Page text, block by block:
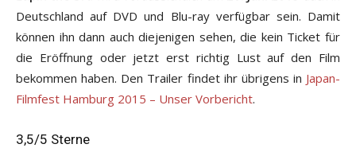
Deutschland auf DVD und Blu-ray verfügbar sein. Damit
können ihn dann auch diejenigen sehen, die kein Ticket für
die Eröffnung oder jetzt erst richtig Lust auf den Film
bekommen haben. Den Trailer findet ihr übrigens in Japan-
Filmfest Hamburg 2015 – Unser Vorbericht.
3,5/5 Sterne